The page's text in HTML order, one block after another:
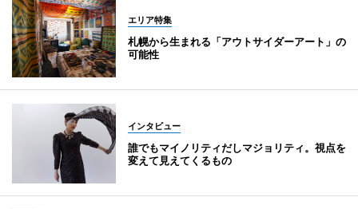
エリア特集
札幌から生まれる「アウトサイダーアート」の
可能性
インタビュー
誰でもマイノリティだしマジョリティ。視点を
変えて見えてくるもの